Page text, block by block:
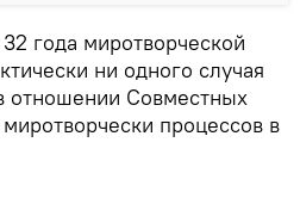
года миротворческой
ни одного случая
отношении Совместных
процессов в